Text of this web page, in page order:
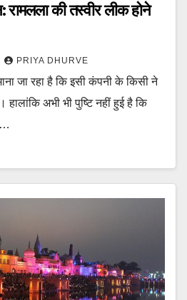
की तस्वीर लीक होने
PRIYA DHURVE
जा रहा है कि इसी कंपनी के किसी ने
अभी भी पुष्टि नहीं हुई है कि